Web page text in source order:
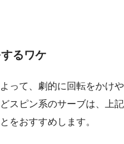
るワケ
って、劇的に回転をかけや
スピン系のサーブは、上記
をおすすめします。